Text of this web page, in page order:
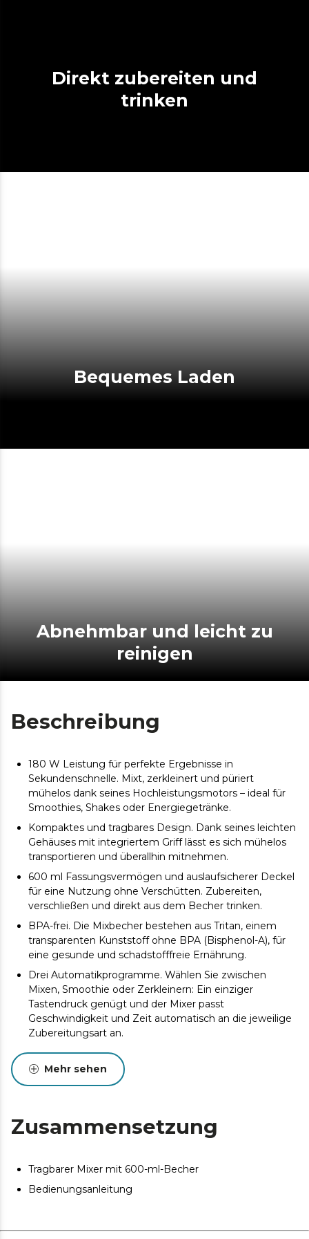
Direkt zubereiten und
trinken
Bequemes Laden
Abnehmbar und leicht zu
reinigen
Beschreibung
180 W Leistung für perfekte Ergebnisse in
Sekundenschnelle. Mixt, zerkleinert und püriert
mühelos dank seines Hochleistungsmotors – ideal für
Smoothies, Shakes oder Energiegetränke.
Kompaktes und tragbares Design. Dank seines leichten
Gehäuses mit integriertem Griff lässt es sich mühelos
transportieren und überallhin mitnehmen.
600 ml Fassungsvermögen und auslaufsicherer Deckel
für eine Nutzung ohne Verschütten. Zubereiten,
verschließen und direkt aus dem Becher trinken.
BPA-frei. Die Mixbecher bestehen aus Tritan, einem
transparenten Kunststoff ohne BPA (Bisphenol-A), für
eine gesunde und schadstofffreie Ernährung.
Drei Automatikprogramme. Wählen Sie zwischen
Mixen, Smoothie oder Zerkleinern: Ein einziger
Tastendruck genügt und der Mixer passt
Geschwindigkeit und Zeit automatisch an die jeweilige
Zubereitungsart an.
Technologie gegen Anhaftungen. Die einzigartige
Form des Mixbehälters und der Klingen führt die
Zutaten nach oben, verhindert ein Festsetzen am
Anschluss. Einfach aufladen und immer einsatzbereit,
Abnehmbar und leicht zu reinigen. Mixbehälter und
Reinigung in nur wenigen Sekunden vom Hauptgerät
Modernes Design mit robustem Kunststoffgehäuse.
Mehr sehen
Zusammensetzung
Tragbarer Mixer mit 600-ml-Becher
Bedienungsanleitung